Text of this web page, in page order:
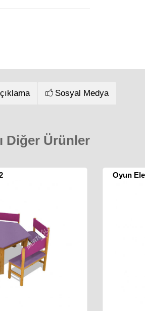
Sosyal Medya
Diğer Ürünler
Oyun